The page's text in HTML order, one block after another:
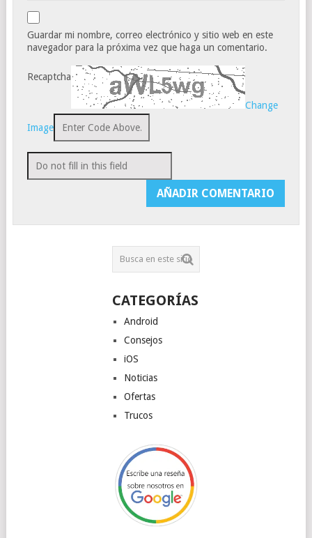
Guardar mi nombre, correo electrónico y sitio web en este
navegador para la próxima vez que haga un comentario.
Recaptcha
Change
Image
CATEGORÍAS
Android
Consejos
iOS
Noticias
Ofertas
Trucos